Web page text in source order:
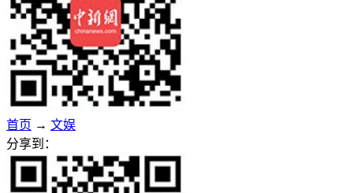
首页 → 文娱
分享到：